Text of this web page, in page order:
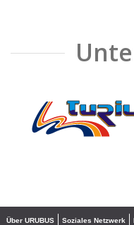
❮
Über URUBUS Soziales Netzwerk